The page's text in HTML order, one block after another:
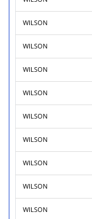
WILSON
WILSON
WILSON
WILSON
WILSON
WILSON
WILSON
WILSON
WILSON